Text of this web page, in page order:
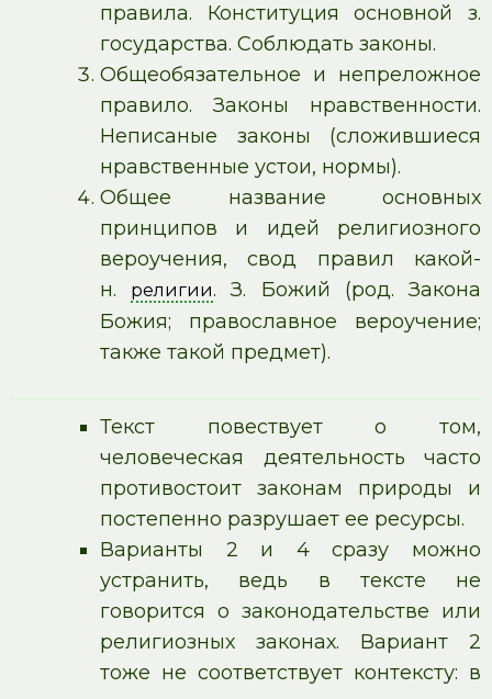
правила. Конституция основной з.
государства. Соблюдать законы.
Общеобязательное и непреложное
правило. Законы нравственности.
Неписаные законы (сложившиеся
нравственные устои, нормы).
Общее название основных
принципов и идей религиозного
вероучения, свод правил какой-
н.
религии. З. Божий (род. Закона
Божия; православное вероучение;
также такой предмет).
Текст повествует о том,
человеческая деятельность часто
противостоит законам природы и
постепенно разрушает ее ресурсы.
Варианты 2 и 4 сразу можно
устранить, ведь в тексте не
говорится о законодательстве или
религиозных законах. Вариант 2
тоже не соответствует контексту: в